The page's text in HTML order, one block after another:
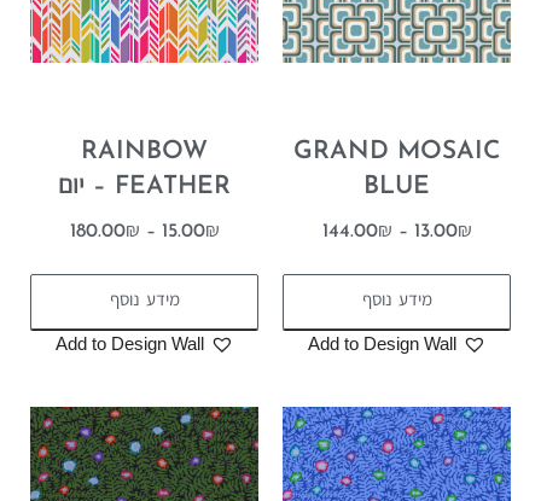
GRAND MOSAIC
BLUE
13.00₪
–
144.00₪
מידע נוסף
Add to Design Wall
RAINBOW
FEATHER – יום
15.00₪
–
180.00₪
מידע נוסף
Add to Design Wall